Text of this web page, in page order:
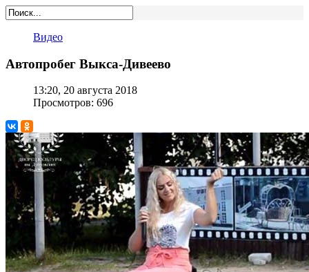
Видео
Автопробег Выкса-Дивеево
13:20, 20 августа 2018
Просмотров: 696